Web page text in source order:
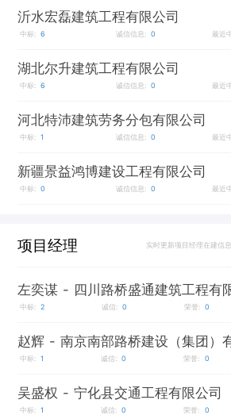
沂水宏磊建筑工程有限公司
中标: 6 诚信信息: 0 最近
湖北尔升建筑工程有限公司
中标: 6 诚信信息: 0 最近
河北特沛建筑劳务分包有限公司
中标: 1 诚信信息: 0 最近
新疆景益鸿博建设工程有限公司
中标: 0 诚信信息: 0 最近
项目经理 实时更新项目经理在建信息
左奕谋 - 四川路桥盛通建筑工程有
中标: 2 诚信: 0 荣誉: 0
赵辉 - 南京南部路桥建设（集团）
中标: 1 诚信: 0 荣誉: 0
吴盛权 - 宁化县交通工程有限公司
中标: 1 诚信: 0 荣誉: 0